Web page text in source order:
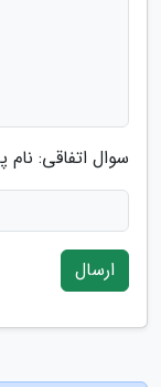
سوال اتفاقی:
ارسال